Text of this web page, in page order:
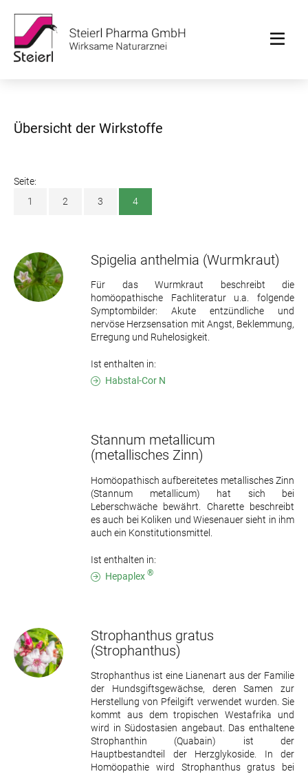
Übersicht der Wirkstoffe
Seite:
1
2 3 4
Spigelia anthelmia (Wurmkraut)
Für das Wurmkraut beschreibt die
homöopathische Fachliteratur u.a. folgende
Symptombilder: Akute entzündliche und
nervöse Herzsensation mit Angst, Beklemmung,
Erregung und Ruhelosigkeit.
Ist enthalten in:
Habstal-Cor N
Stannum metallicum
(metallisches Zinn)
Homöopathisch aufbereitetes metallisches Zinn
(Stannum metallicum) hat sich bei
Leberschwäche bewährt. Charette beschreibt
es auch bei Koliken und Wiesenauer sieht in ihm
auch ein Konstitutionsmittel.
Ist enthalten in:
Hepaplex ®
Strophanthus gratus
(Strophanthus)
Strophanthus ist eine Lianenart aus der Familie
der Hundsgiftsgewächse, deren Samen zur
Herstellung von Pfeilgift verwendet wurden. Sie
kommt aus dem tropischen Westafrika und
wird in Südostasien angebaut. Das enthaltene
Strophanthin (Quabain) ist der
Hauptbestandteil der Herzglykoside. In der
Homöopathie wird Strophanthus gratus bei